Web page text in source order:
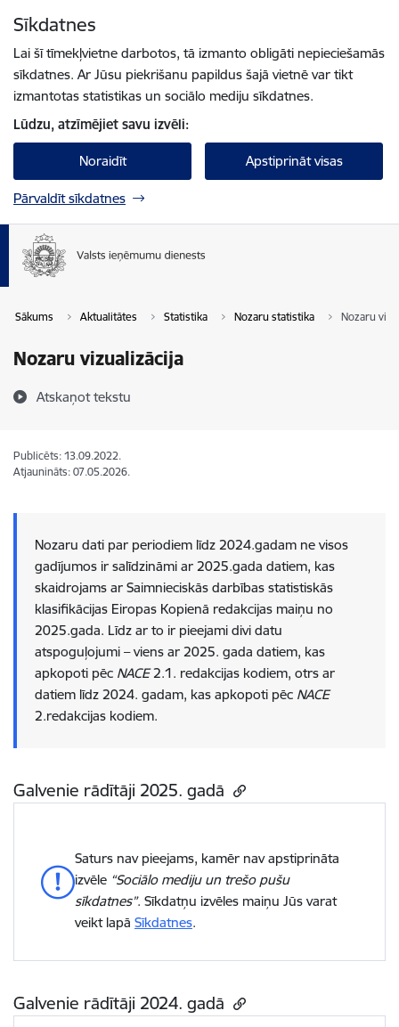
Sīkdatnes
Lai šī tīmekļvietne darbotos, tā izmanto obligāti nepieciešamās
sīkdatnes. Ar Jūsu piekrišanu papildus šajā vietnē var tikt
izmantotas statistikas un sociālo mediju sīkdatnes.
Lūdzu, atzīmējiet savu izvēli:
Noraidīt Apstiprināt visas
Pārvaldīt sīkdatnes
Sākums Aktualitātes Statistika Nozaru statistika Nozaru
Nozaru vizualizācija
Atskaņot tekstu
Publicēts: 13.09.2022.
Atjaunināts: 07.05.2026.
Nozaru dati par periodiem līdz 2024.gadam ne visos
gadījumos ir salīdzināmi ar 2025.gada datiem, kas
skaidrojams ar Saimnieciskās darbības statistiskās
klasifikācijas Eiropas Kopienā redakcijas maiņu no
2025.gada. Līdz ar to ir pieejami divi datu
atspoguļojumi – viens ar 2025. gada datiem, kas
apkopoti pēc NACE2.1. redakcijas kodiem, otrs ar
datiem līdz 2024. gadam, kas apkopoti pēc NACE
2.redakcijas kodiem.
Galvenie rādītāji 2025. gadā
Saturs nav pieejams, kamēr nav apstiprināta
izvēle “Sociālo mediju un trešo pušu
sīkdatnes”. Sīkdatņu izvēles maiņu Jūs varat
veikt lapā Sīkdatnes.
Galvenie rādītāji 2024. gadā